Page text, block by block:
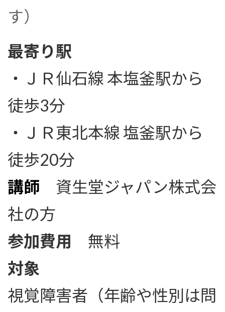
す）
最寄り駅
・ＪＲ仙石線 本塩釜駅から
徒歩3分
・ＪＲ東北本線 塩釜駅から
徒歩20分
講師 資生堂ジャパン株式会
社の方
参加費用 無料
対象
視覚障害者（年齢や性別は問